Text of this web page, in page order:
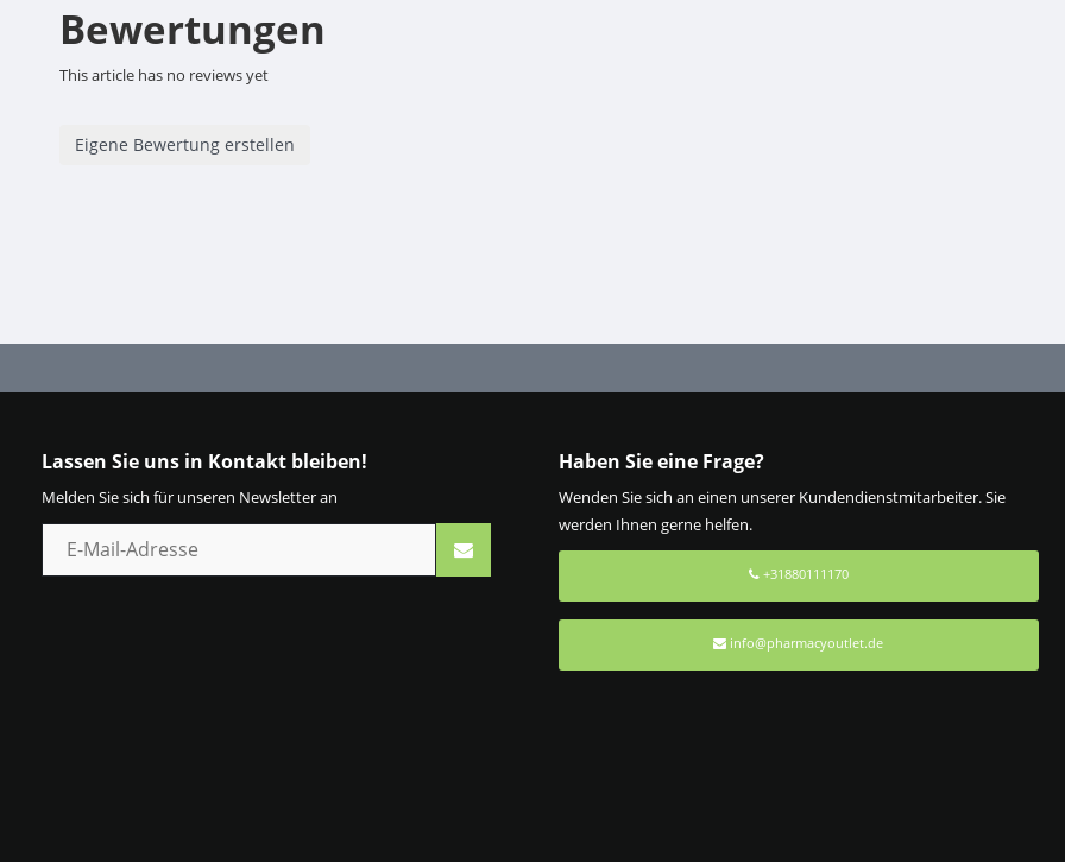
Bewertungen
This article has no reviews yet
Eigene Bewertung erstellen
Lassen Sie uns in Kontakt bleiben!
Melden Sie sich für unseren Newsletter an
Haben Sie eine Frage?
Wenden Sie sich an einen unserer Kundendienstmitarbeiter. Sie
werden Ihnen gerne helfen.
+31880111170
info@pharmacyoutlet.de